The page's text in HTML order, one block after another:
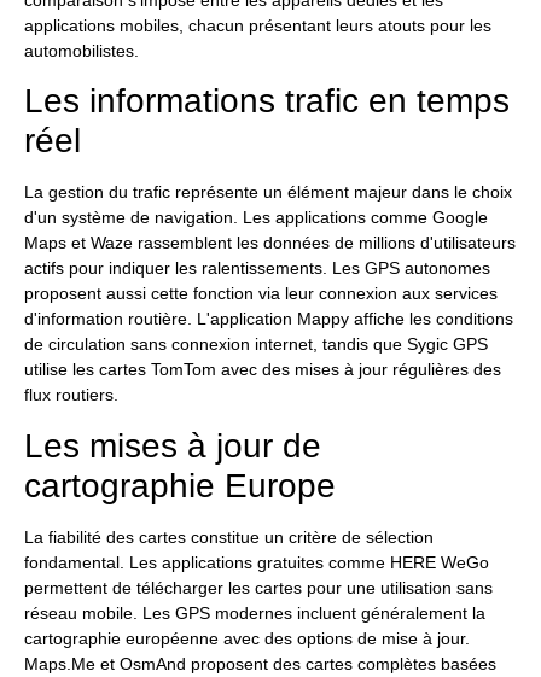
applications mobiles, chacun présentant leurs atouts pour les
automobilistes.
Les informations trafic en temps
réel
La gestion du trafic représente un élément majeur dans le choix
d'un système de navigation. Les applications comme Google
Maps et Waze rassemblent les données de millions d'utilisateurs
actifs pour indiquer les ralentissements. Les GPS autonomes
proposent aussi cette fonction via leur connexion aux services
d'information routière. L'application Mappy affiche les conditions
de circulation sans connexion internet, tandis que Sygic GPS
utilise les cartes TomTom avec des mises à jour régulières des
flux routiers.
Les mises à jour de
cartographie Europe
La fiabilité des cartes constitue un critère de sélection
fondamental. Les applications gratuites comme HERE WeGo
permettent de télécharger les cartes pour une utilisation sans
réseau mobile. Les GPS modernes incluent généralement la
cartographie européenne avec des options de mise à jour.
Maps.Me et OsmAnd proposent des cartes complètes basées